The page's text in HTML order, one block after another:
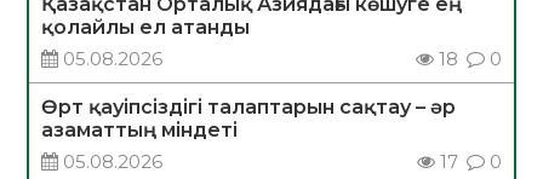
қолайлы ел атанды
05.08.2026
18 0
Өрт қауіпсіздігі талаптарын сақтау – әр
азаматтың міндеті
05.08.2026
17 0